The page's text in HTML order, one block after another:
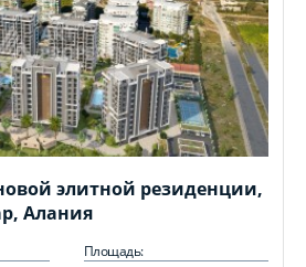
элитной резиденции,
Алания
Площадь: